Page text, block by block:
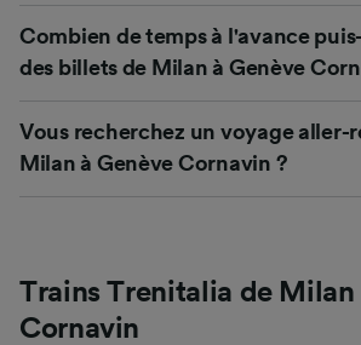
Combien de temps à l'avance
des billets de Milan à Genève
Vous recherchez un voyage aller-
Milan à Genève Cornavin ?
Trains Trenitalia de Milan
Cornavin